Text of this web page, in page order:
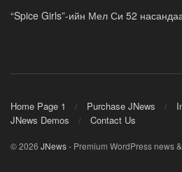
“Spice Girls”-ийн Мел Си 52
Home Page 1 Purchase JNews
JNews Demos
Contact Us
© 2026 JNews- Premium WordPress news